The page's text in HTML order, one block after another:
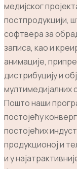
медијског
постпродукцији,
софтвера за
записа, као и
анимације,
дистрибуцију и
мултимедијалних
Пошто наши
постојећу
постојећих
продукционој и
и у